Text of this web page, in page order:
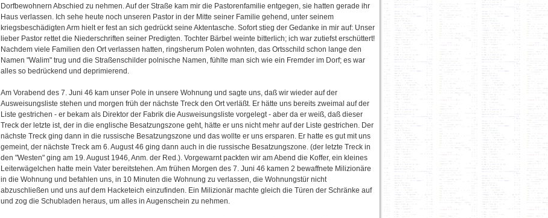
Dorfbewohnern Abschied zu nehmen. Auf der Straße kam mir die Pastorenfamilie entgegen, sie hatten gerade ihr
Haus verlassen. Ich sehe heute noch unseren Pastor in der Mitte seiner Familie gehend, unter seinem
kriegsbeschädigten Arm hielt er fest an sich gedrückt seine Aktentasche. Sofort stieg der Gedanke in mir auf: Unser
lieber Pastor rettet die Niederschriften seiner Predigten. Tochter Bärbel weinte bitterlich; ich war zutiefst erschüttert!
Nachdem viele Familien den Ort verlassen hatten, ringsherum Polen wohnten, das Ortsschild schon lange den
Namen "Walim" trug und die Straßenschilder polnische Namen, fühlte man sich wie ein Fremder im Dorf; es war
alles so bedrückend und deprimierend.
Am Vorabend des 7. Juni 46 kam unser Pole in unsere Wohnung und sagte uns, daß wir wieder auf der
Ausweisungsliste stehen und morgen früh der nächste Treck den Ort verläßt. Er hätte uns bereits zweimal auf der
Liste gestrichen - er bekam als Direktor der Fabrik die Ausweisungsliste vorgelegt - aber da er weiß, daß dieser
Treck der letzte ist, der in die englische Besatzungszone geht, hätte er uns nicht mehr auf der Liste gestrichen. Der
nächste Treck ging dann in die russische Besatzungszone und das wollte er uns ersparen. Er hatte es gut mit uns
gemeint, der nächste Treck am 6. August 46 ging dann auch in die russische Besatzungszone. (der letzte Treck in
den "Westen" ging am 19. August 1946, Anm. der Red.). Vorgewarnt packten wir am Abend die Koffer, ein kleines
Leiterwägelchen hatte mein Vater bereitstehen. Am frühen Morgen des 7. Juni 46 kamen 2 bewaffnete Milizionäre
in die Wohnung und befahlen uns, in 10 Minuten die Wohnung zu verlassen, die Wohnungstür nicht
abzuschließen und uns auf dem Hacketeich einzufinden. Ein Milizionär machte gleich die Türen der Schränke auf
und zog die Schubladen heraus, um alles in Augenschein zu nehmen.